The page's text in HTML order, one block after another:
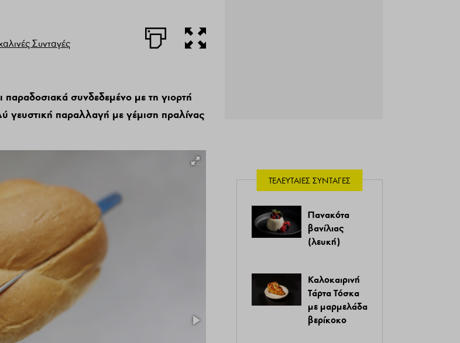
Συνταγές
συνδεδεμένο με τη γιορτή
γευστική παραλλαγή με γέμιση πραλίνας
ΤΕΛΕΥΤΑΊΕΣ ΣΥΝΤΑΓΈΣ
Πανακότα
βανίλιας
(λευκή)
Καλοκαιρινή
Τάρτα Τόσκα
με μαρμελάδα
βερίκοκο